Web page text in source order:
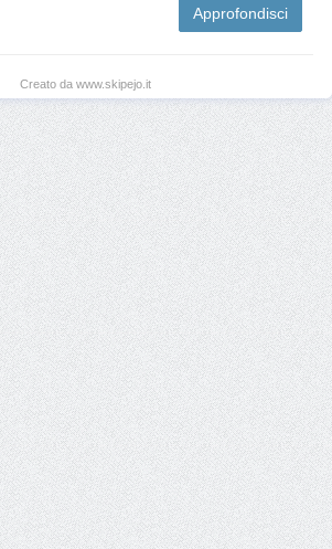
Approfondisci
Creato da www.skipejo.it